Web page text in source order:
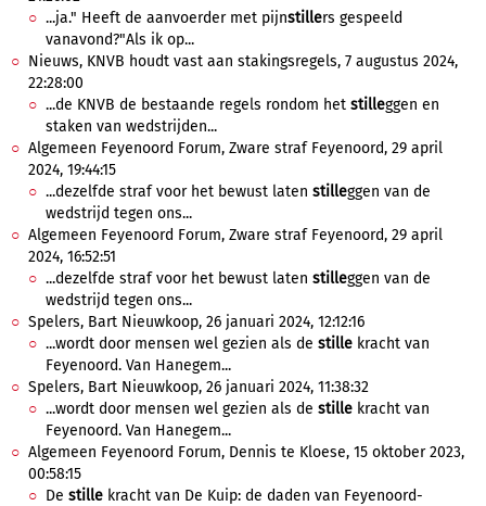
...ja." Heeft de aanvoerder met pijnstillers gespeeld
vanavond?"Als ik op...
Nieuws, KNVB houdt vast aan stakingsregels, 7 augustus 2024,
22:28:00
...de KNVB de bestaande regels rondom het stilleggen en
staken van wedstrijden...
Algemeen Feyenoord Forum, Zware straf Feyenoord, 29 april
2024, 19:44:15
...dezelfde straf voor het bewust laten stilleggen van de
wedstrijd tegen ons...
Algemeen Feyenoord Forum, Zware straf Feyenoord, 29 april
2024, 16:52:51
...dezelfde straf voor het bewust laten stilleggen van de
wedstrijd tegen ons...
Spelers, Bart Nieuwkoop, 26 januari 2024, 12:12:16
...wordt door mensen wel gezien als de stille kracht van
Feyenoord. Van Hanegem...
Spelers, Bart Nieuwkoop, 26 januari 2024, 11:38:32
...wordt door mensen wel gezien als de stille kracht van
Feyenoord. Van Hanegem...
Algemeen Feyenoord Forum, Dennis te Kloese, 15 oktober 2023,
00:58:15
De stille kracht van De Kuip: de daden van Feyenoord-